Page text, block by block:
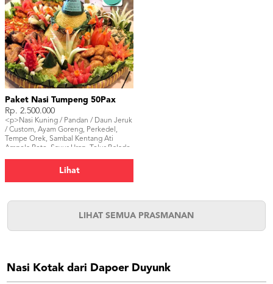
Paket Nasi Tumpeng 50Pax
Rp. 2.500.000
<p>Nasi Kuning / Pandan / Daun Jeruk
/ Custom, Ayam Goreng, Perkedel,
Tempe Orek, Sambal Kentang Ati
Ampela Pete, Sayur Urap, Telur Balado.
</p>
Lihat
LIHAT SEMUA PRASMANAN
Nasi Kotak dari Dapoer Duyunk